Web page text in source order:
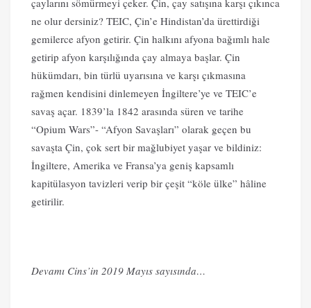
ne olur dersiniz? TEIC, Çin’e Hindistan’da ürettirdiği
gemilerce afyon getirir. Çin halkını afyona bağımlı hale
getirip afyon karşılığında çay almaya başlar. Çin
hükümdarı, bin türlü uyarısına ve karşı çıkmasına
rağmen kendisini dinlemeyen İngiltere’ye ve TEIC’e
savaş açar. 1839’la 1842 arasında süren ve tarihe
“Opium Wars”- “Afyon Savaşları” olarak geçen bu
savaşta Çin, çok sert bir mağlubiyet yaşar ve bildiniz:
İngiltere, Amerika ve Fransa’ya geniş kapsamlı
kapitülasyon tavizleri verip bir çeşit “köle ülke” hâline
getirilir.
Devamı Cins’in 2019 Mayıs sayısında…